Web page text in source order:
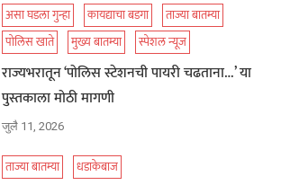
असा घडला गुन्हा कायद्याचा बडगा
ताज्या बातम्या
पोलिस खाते
मुख्य बातम्या स्पेशल न्यूज
राज्यभरातून ‘पोलिस स्टेशनची पायरी चढताना…’ या
पुस्तकाला मोठी मागणी
जुलै 11, 2026
ताज्या बातम्या धडाकेबाज